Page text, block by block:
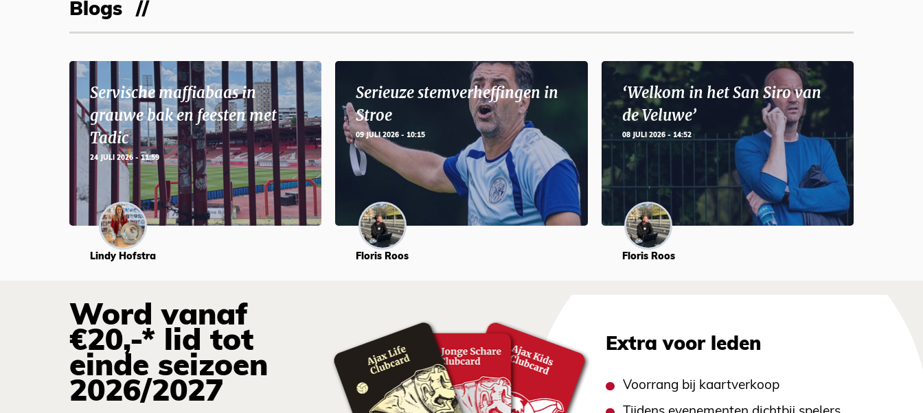
Blogs
Servische maffiabaas in
grauwe bak en feesten met
Tadic
24 JULI 2026 - 11:59
Lindy Hofstra
Serieuze stemverheffingen in
Stroe
09 JULI 2026 - 10:15
Floris Roos
‘Welkom in het San Siro van
de Veluwe’
08 JULI 2026 - 14:52
Floris Roos
Word vanaf
€20,-* lid tot
einde seizoen
2026/2027
Extra voor leden
Voorrang bij kaartverkoop